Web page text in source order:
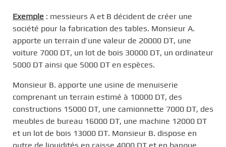
Exemple : messieurs A et B décident de créer une
société pour la fabrication des tables. Monsieur A.
apporte un terrain d’une valeur de 20000 DT, une
voiture 7000 DT, un lot de bois 30000 DT, un ordinateur
5000 DT ainsi que 5000 DT en espèces.
Monsieur B. apporte une usine de menuiserie
comprenant un terrain estimé à 10000 DT, des
constructions 15000 DT, une camionnette 7000 DT, des
meubles de bureau 16000 DT, une machine 12000 DT
et un lot de bois 13000 DT. Monsieur B. dispose en